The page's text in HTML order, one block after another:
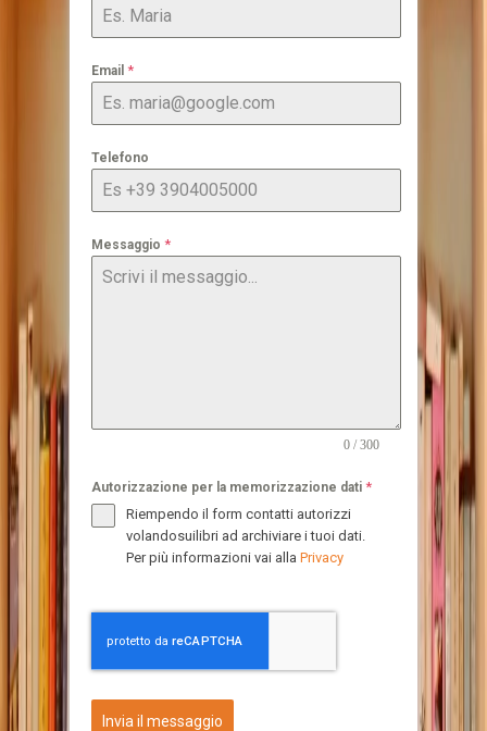
Email *
Telefono
Messaggio *
0 / 300
Autorizzazione per la memorizzazione dati *
Riempendo il form contatti autorizzi
volandosuilibri ad archiviare i tuoi dati.
Per più informazioni vai alla Privacy
Invia il messaggio